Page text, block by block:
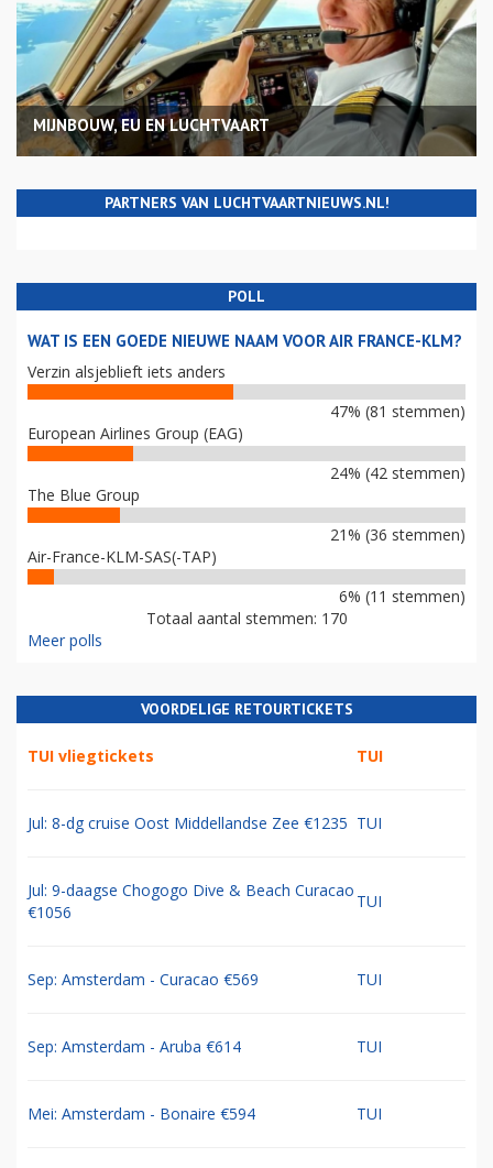
MIJNBOUW, EU EN LUCHTVAART
PARTNERS VAN LUCHTVAARTNIEUWS.NL!
POLL
WAT IS EEN GOEDE NIEUWE NAAM VOOR AIR FRANCE-KLM?
Verzin alsjeblieft iets anders
47% (81 stemmen)
European Airlines Group (EAG)
24% (42 stemmen)
The Blue Group
21% (36 stemmen)
Air-France-KLM-SAS(-TAP)
6% (11 stemmen)
Totaal aantal stemmen: 170
Meer polls
VOORDELIGE RETOURTICKETS
TUI vliegtickets TUI
Jul: 8-dg cruise Oost Middellandse Zee €1235 TUI
Jul: 9-daagse Chogogo Dive & Beach Curacao
€1056
TUI
Sep: Amsterdam - Curacao €569 TUI
Sep: Amsterdam - Aruba €614 TUI
Mei: Amsterdam - Bonaire €594 TUI